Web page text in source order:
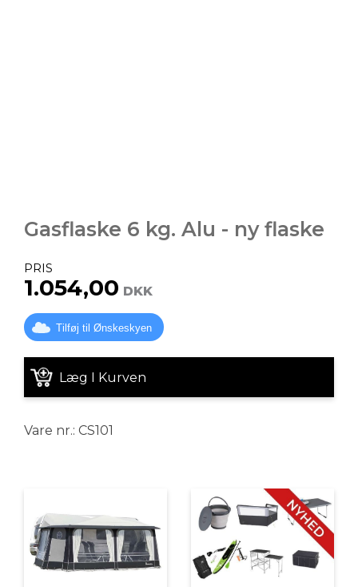
Gasflaske 6 kg. Alu - ny flaske
PRIS
1.054,00 DKK
Tilføj til Ønskeskyen
Læg I Kurven
Vare nr.: CS101